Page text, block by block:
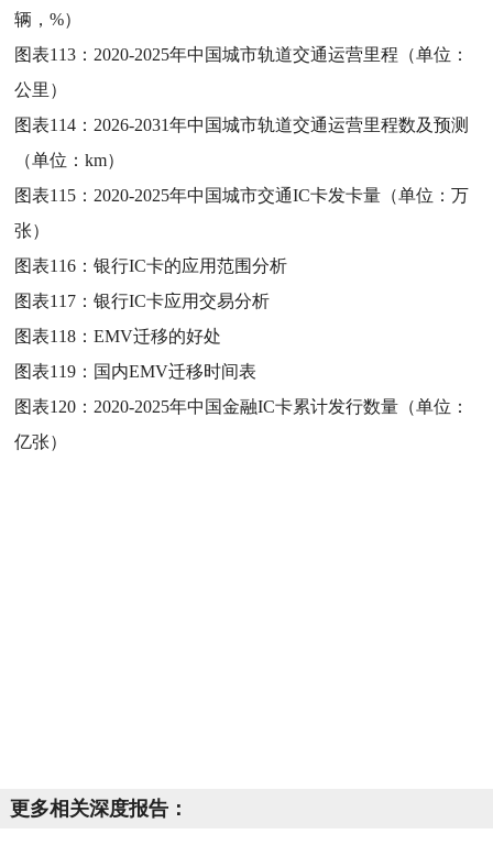
辆，%）
图表113： 2020-2025年中国城市轨道交通运营里程（单位：
公里）
图表114： 2026-2031年中国城市轨道交通运营里程数及预测
（单位：km）
图表115： 2020-2025年中国城市交通IC卡发卡量（单位：万
张）
图表116：银行IC卡的应用范围分析
图表117：银行IC卡应用交易分析
图表118：EMV迁移的好处
图表119： 国内EMV迁移时间表
图表120： 2020-2025年中国金融IC卡累计发行数量（单位：
亿张）
更多相关深度报告：